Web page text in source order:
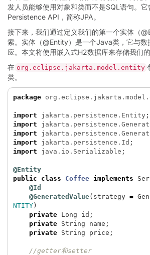
发人员能够使用对象和类而不是SQL语句。
Persistence API，简称JPA。
接下来，我们通过定义我们的第一个实体（
索。实体（@Entity）是一个Java类，它与数
应。本文将使用嵌入式H2数据库来存储我们的
在 org.eclipse.jakarta.model.entity
类。
package
import jakarta.persistence.Entity ;
import
import
import
jakarta.persistence.Id ;
import
java.io.Serializable ;
@Entity
public
class Coffee implements
@Id
@GeneratedValue( strategy =
NTITY)
private
Long id ;
private
String name ;
private
String price ;
//getter和setter